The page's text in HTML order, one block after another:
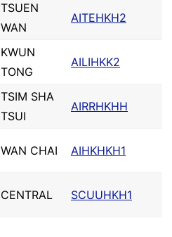
TSUEN
WAN
AITEHKH2
KWUN
TONG
AILIHKK2
TSIM SHA
TSUI
AIRRHKHH
WAN CHAI AIHKHKH1
CENTRAL SCUUHKH1